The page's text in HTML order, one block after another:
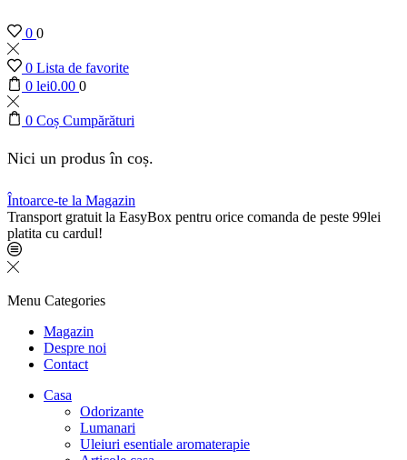
0 0
0 Lista de favorite
0 lei0.00 0
0 Coș Cumpărături
Nici un produs în coș.
Întoarce-te la Magazin
Transport gratuit la EasyBox pentru orice comanda de peste 99lei
platita cu cardul!
Menu Categories
Magazin
Despre noi
Contact
Casa
Odorizante
Lumanari
Uleiuri esentiale aromaterapie